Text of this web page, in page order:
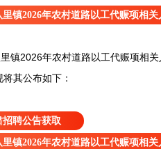
里镇2026年农村道路以工代赈项相
2026年农村道路以工代赈项相关
将其公布如下：
招聘公告获取
里镇2026年农村道路以工代赈项相